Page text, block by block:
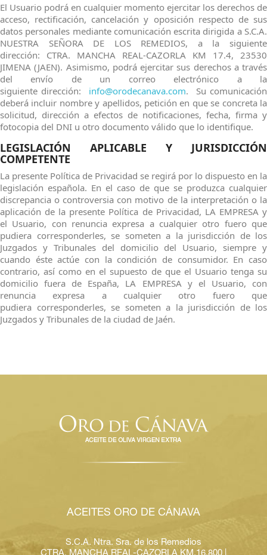
El Usuario podrá en cualquier momento ejercitar los derechos de
acceso, rectificación, cancelación y oposición respecto de sus
datos personales mediante comunicación escrita dirigida a S.C.A.
NUESTRA SEÑORA DE LOS REMEDIOS, a la siguiente
dirección: CTRA. MANCHA REAL-CAZORLA KM 17.4, 23530
JIMENA (JAEN). Asimismo, podrá ejercitar sus derechos a través
del envío de un correo electrónico a la
siguiente dirección:
info@orodecanava.com. Su comunicación
deberá incluir nombre y apellidos, petición en que se concreta la
solicitud, dirección a efectos de notificaciones, fecha, firma y
fotocopia del DNI u otro documento válido que lo identifique.
LEGISLACIÓN APLICABLE Y JURISDICCIÓN
COMPETENTE
La presente Política de Privacidad se regirá por lo dispuesto en la
legislación española. En el caso de que se produzca cualquier
discrepancia o controversia con motivo de la interpretación o la
aplicación de la presente Política de Privacidad, LA EMPRESA y
el Usuario, con renuncia expresa a cualquier otro fuero que
pudiera corresponderles, se someten a la jurisdicción de los
Juzgados y Tribunales del domicilio del Usuario, siempre y
cuando éste actúe con la condición de consumidor. En caso
contrario, así como en el supuesto de que el Usuario tenga su
domicilio fuera de España, LA EMPRESA y el Usuario, con
renuncia expresa a cualquier otro fuero que
pudiera corresponderles, se someten a la jurisdicción de los
Juzgados y Tribunales de la ciudad de Jaén.
ACEITES ORO DE CÁNAVA
S.C.A. Ntra. Sra. de los Remedios